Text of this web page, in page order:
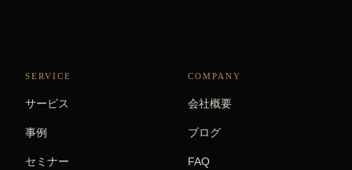
SERVICE
サービス
事例
セミナー
COMPANY
会社概要
ブログ
FAQ